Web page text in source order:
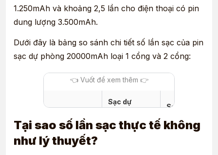
1.250mAh và khoảng 2,5 lần cho điện thoại có pin
dung lượng 3.500mAh.
Dưới đây là bảng so sánh chi tiết số lần sạc của pin
sạc dự phòng 20000mAh loại 1 cổng và 2 cổng:
pin
Sạc dự
20000mAh 1
Sạc dự phòng
cổng
Tại sao số lần sạc thực tế không
như lý thuyết?